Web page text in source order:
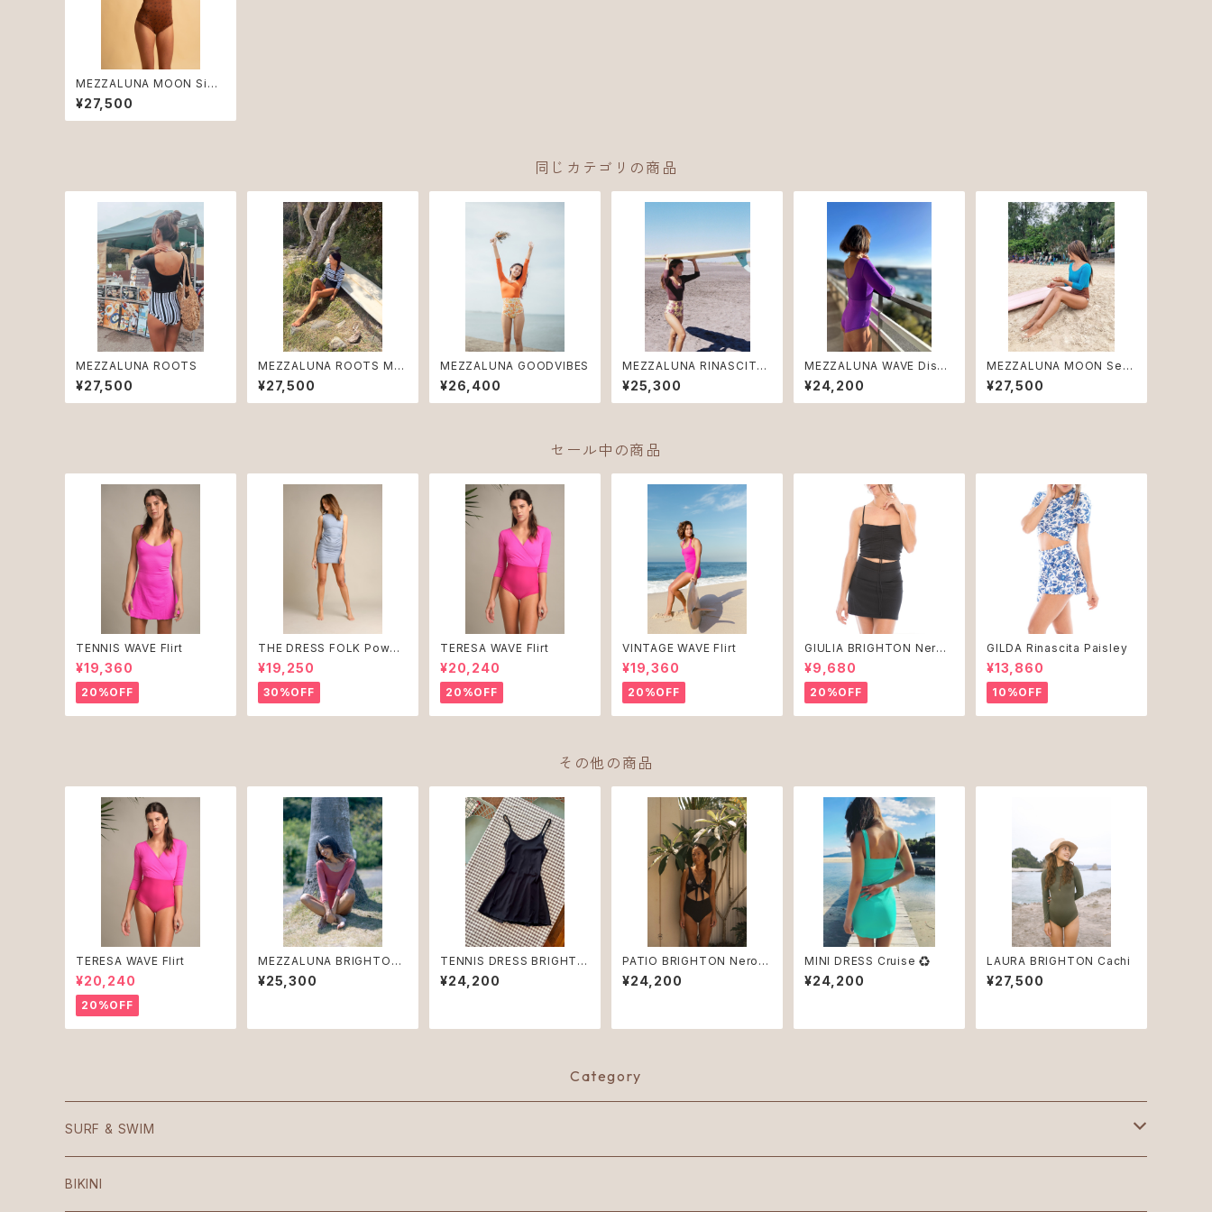
MEZZALUNA MOON Sien
na ♻︎
¥27,500
同じカテゴリの商品
MEZZALUNA ROOTS
¥27,500
MEZZALUNA ROOTS Mar
ine
¥27,500
MEZZALUNA GOODVIBES
¥26,400
MEZZALUNA RINASCITA
Bouquet
¥25,300
MEZZALUNA WAVE Disco
♻︎
¥24,200
MEZZALUNA MOON Sea
♻︎
¥27,500
セール中の商品
TENNIS WAVE Flirt
¥19,360
20%OFF
THE DRESS FOLK Powde
r Blue ♻︎
¥19,250
30%OFF
TERESA WAVE Flirt
¥20,240
20%OFF
VINTAGE WAVE Flirt
¥19,360
20%OFF
GIULIA BRIGHTON Nero
♻︎
¥9,680
20%OFF
GILDA Rinascita Paisley
¥13,860
10%OFF
その他の商品
TERESA WAVE Flirt
¥20,240
20%OFF
MEZZALUNA BRIGHTON
Land ♻︎
¥25,300
TENNIS DRESS BRIGHTO
N Nero ♻︎
¥24,200
PATIO BRIGHTON Nero
♻︎
¥24,200
MINI DRESS Cruise ♻︎
¥24,200
LAURA BRIGHTON Cachi
¥27,500
Category
SURF & SWIM
Mezzaluna
BIKINI